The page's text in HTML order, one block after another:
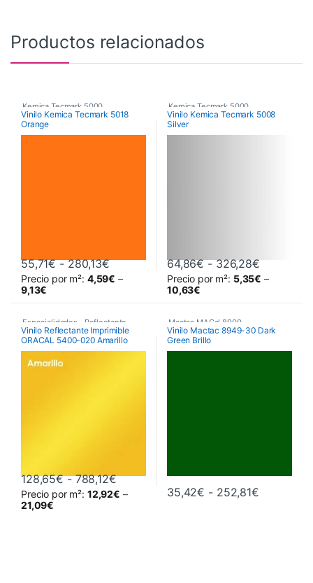
Productos relacionados
Kemica Tecmark 5000
Poliméricos
Vinilo Kemica Tecmark 5018
Orange
55,71€ - 280,13€Rango de precios: desde 55,71€ hasta
Precio por m²: 4,59€ –
9,13€
Este producto tiene múltiples variantes. Las opciones se
Kemica Tecmark 5000
Poliméricos
Vinilo Kemica Tecmark 5008
Silver
64,86€ - 326,28€Rango
Precio por m²: 5,35€ –
10,63€
Este producto tiene múltiples
Especialidades Reflectante
Vinilos De Corte
Vinilo Reflectante Imprimible
ORACAL 5400-020 Amarillo
128,65€ - 788,12€Rango de precios: desde 128,65€
Precio por m²: 12,92€ –
21,09€
Este producto tiene múltiples variantes. Las opciones se
Mactac MACal 8900
Monoméricos
Vinilo Mactac 8949-30 Dark
Green Brillo
35,42€ - 252,81€Rango de
Este producto tiene múltiples